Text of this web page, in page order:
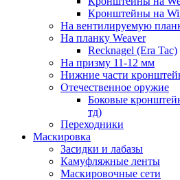
Кронштейны на
На вентилируемую
На планку Weaver
Recknagel (Era Tac)
На призму 11-12 мм
Нижние части
Отечественное оружие
Боковые
тд)
Переходники
Маскировка
Засидки и лабазы
Камуфляжные ленты
Маскировочные сети